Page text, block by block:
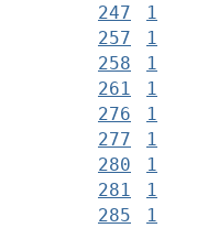
247
1
257
1
258
1
261
1
276
1
277
1
280
1
281
1
285
1